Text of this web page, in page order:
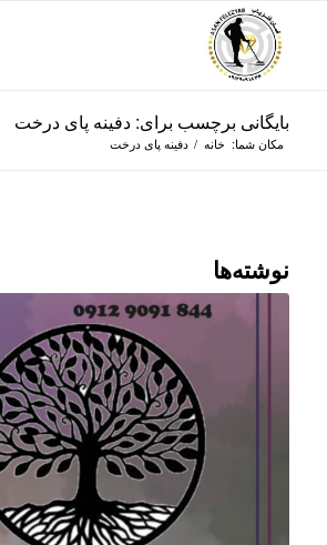
بایگانی برچسب برای: دفینه پای درخت
مکان شما: خانه / دفینه پای درخت
نوشته‌ها